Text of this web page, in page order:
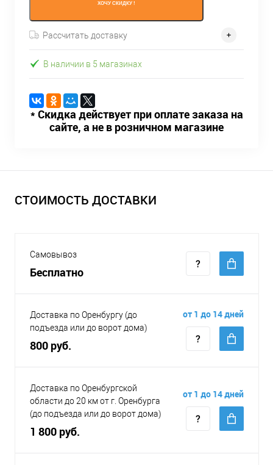
ХОЧУ СКИДКУ !
Рассчитать доставку
В наличии в 5 магазинах
* Скидка действует при оплате заказа на
сайте, а не в розничном магазине
СТОИМОСТЬ ДОСТАВКИ
Самовывоз
Бесплатно
Доставка по Оренбургу (до
подъезда или до ворот дома)
800 руб.
от 1 до 14 дней
Доставка по Оренбургской
области до 20 км от г. Оренбурга
(до подъезда или до ворот дома)
1 800 руб.
от 1 до 14 дней